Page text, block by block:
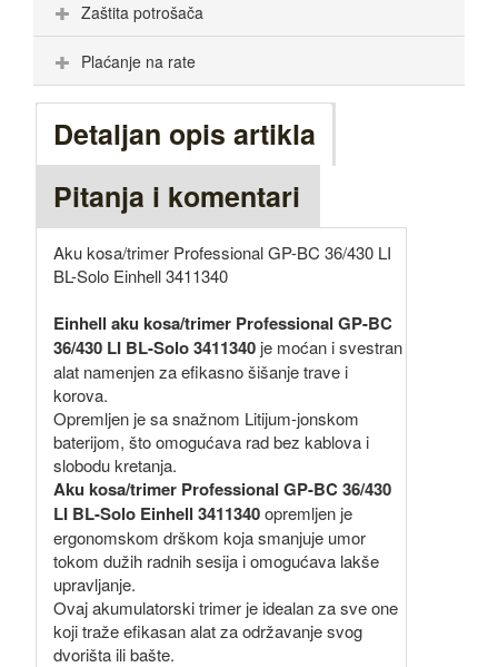
Zaštita potrošača
Plaćanje na rate
Detaljan opis artikla
Pitanja i komentari
Aku kosa/trimer Professional GP-BC 36/430 LI
BL-Solo Einhell 3411340
Einhell aku kosa/trimer Professional GP-BC
36/430 LI BL-Solo 3411340 je moćan i svestran
alat namenjen za efikasno šišanje trave i
korova.
Opremljen je sa snažnom Litijum-jonskom
baterijom, što omogućava rad bez kablova i
slobodu kretanja.
Aku kosa/trimer Professional GP-BC 36/430
LI BL-Solo Einhell 3411340opremljen je
ergonomskom drškom koja smanjuje umor
tokom dužih radnih sesija i omogućava lakše
upravljanje.
Ovaj akumulatorski trimer je idealan za sve one
koji traže efikasan alat za održavanje svog
dvorišta ili bašte.